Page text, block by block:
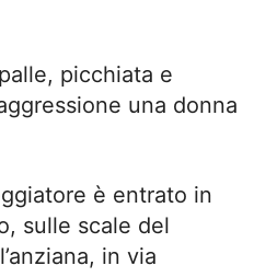
picchiata e
una donna
è entrato in
sulle scale del
in via